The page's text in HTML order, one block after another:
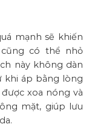
mạnh sẽ khiến
có thể nhỏ
này không dàn
khi áp bằng lòng
xoa nóng và
mặt, giúp lưu